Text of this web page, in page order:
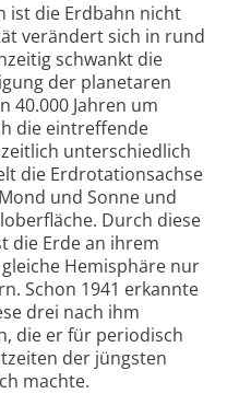
ist die Erdbahn nicht
verändert sich in rund
schwankt die
der planetaren
40.000 Jahren um
die eintreffende
unterschiedlich
die Erdrotationsachse
und Sonne und
Durch diese
die Erde an ihrem
Hemisphäre nur
Schon 1941 erkannte
drei nach ihm
die er für periodisch
der jüngsten
machte.